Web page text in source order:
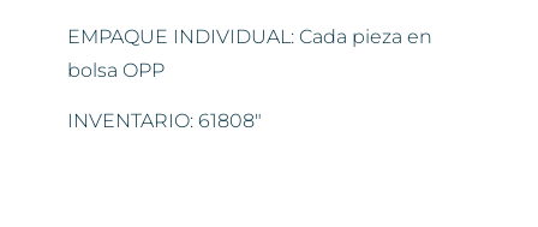
EMPAQUE INDIVIDUAL: Cada pieza en
bolsa OPP
INVENTARIO: 61808″